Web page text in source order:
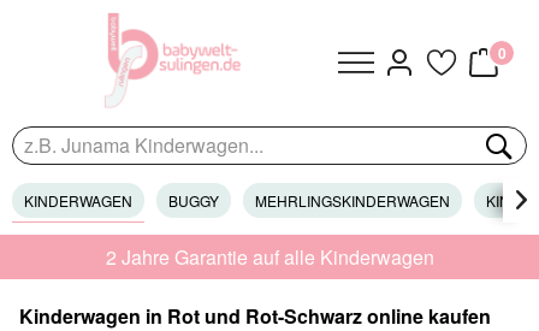
0
KINDERWAGEN BUGGY MEHRLINGSKINDERWAGEN 
2 Jahre Garantie auf alle Kinderwagen
Kinderwagen in Rot und Rot-Schwarz online kaufen